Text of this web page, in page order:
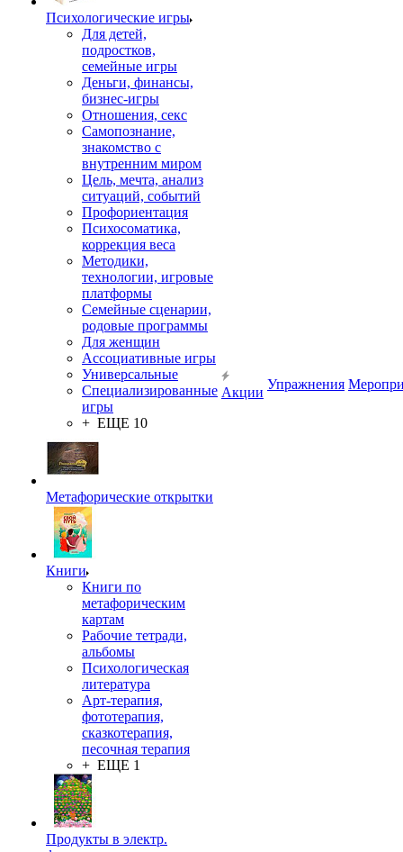
Психологические игры
Для детей,
подростков,
семейные игры
Деньги, финансы,
бизнес-игры
Отношения, секс
Самопознание,
знакомство с
внутренним миром
Цель, мечта, анализ
ситуаций, событий
Профориентация
Психосоматика,
коррекция веса
Методики,
технологии, игровые
платформы
Семейные сценарии,
родовые программы
Для женщин
Ассоциативные игры
Универсальные
Специализированные
игры
+ ЕЩЕ 10
Метафорические открытки
Книги
Книги по
метафорическим
картам
Рабочие тетради,
альбомы
Психологическая
литература
Арт-терапия,
фототерапия,
сказкотерапия,
песочная терапия
+ ЕЩЕ 1
Продукты в электр.
Акции
Упражнения